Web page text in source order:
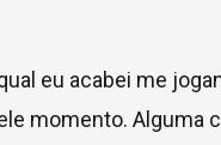
eu acabei me
momento. Alguma